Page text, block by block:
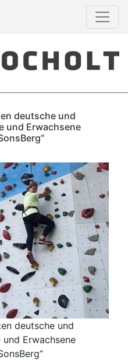
deutsche und
und Erwachsene
deutsche und
Erwachsene